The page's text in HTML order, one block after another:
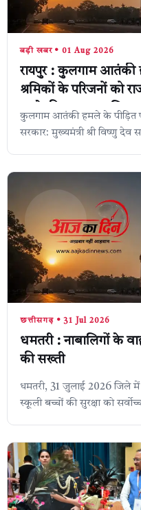
बड़ी खबर • 01 Aug 2026
रायपुर : कुलगाम
श्रमिकों के परिजनों को
रुपये की सहायता राशि
कुलगाम आतंकी हमले के पीड़ित
सरकार: मुख्यमंत्री श्री विष्णु देव
छत्तीसगढ़ • 31 Jul 2026
धमतरी : नाबालिगों के
की सख्ती
धमतरी, 31 जुलाई 2026 जिले
स्कूली बच्चों की सुरक्षा को